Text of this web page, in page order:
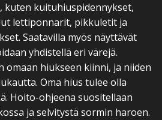
kuten kuituhiuspidennykset,
lettiponnarit, pikkuletit ja
Saatavilla myös näyttävät
yhdistellä eri värejä.
omaan hiukseen kiinni, ja niiden
Oma hius tulee olla
Hoito-ohjeena suositellaan
ja selvitystä sormin haroen.